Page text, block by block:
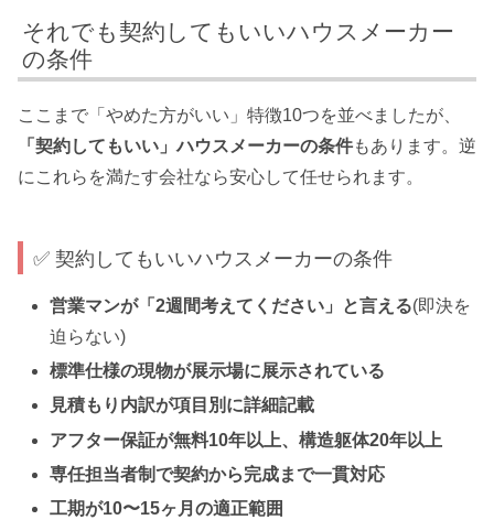
それでも契約してもいいハウスメーカー
の条件
ここまで「やめた方がいい」特徴10つを並べましたが、
「契約してもいい」ハウスメーカーの条件もあります。逆
にこれらを満たす会社なら安心して任せられます。
✅ 契約してもいいハウスメーカーの条件
営業マンが「2週間考えてください」と言える(即決を
迫らない)
標準仕様の現物が展示場に展示されている
見積もり内訳が項目別に詳細記載
アフター保証が無料10年以上、構造躯体20年以上
専任担当者制で契約から完成まで一貫対応
工期が10〜15ヶ月の適正範囲